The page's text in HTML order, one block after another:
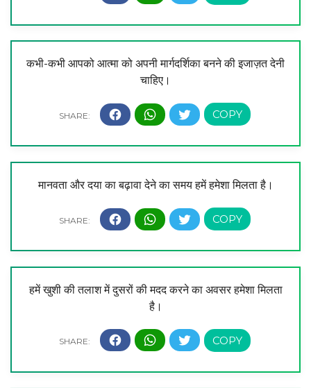
कभी-कभी आपको आत्मा को अपनी मार्गदर्शिका बनने की इजाज़त देनी
चाहिए।
मानवता और दया का बढ़ावा देने का समय हमें हमेशा मिलता है।
हमें खुशी की तलाश में दुसरों की मदद करने का अवसर हमेशा मिलता
है।